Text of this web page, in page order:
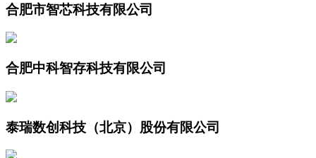
合肥市智芯科技有限公司
合肥中科智存科技有限公司
泰瑞数创科技（北京）股份有限公司